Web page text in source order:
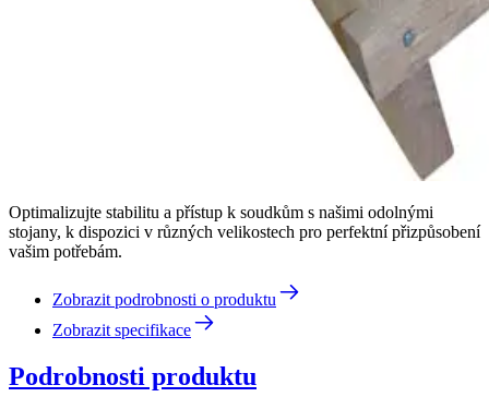
Optimalizujte stabilitu a přístup k soudkům s našimi odolnými
stojany, k dispozici v různých velikostech pro perfektní přizpůsobení
vašim potřebám.
Zobrazit podrobnosti o produktu
Zobrazit specifikace
Podrobnosti produktu